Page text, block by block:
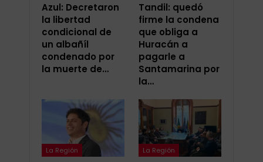
Azul: Decretaron
la libertad
condicional de
un albañíl
condenado por
la muerte de…
Tandil: quedó
firme la condena
que obliga a
Huracán a
pagarle a
Santamarina por
la…
La Región La Región